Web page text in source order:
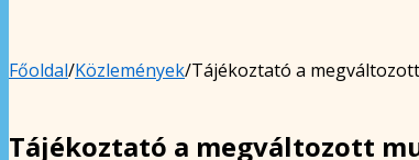
Főoldal/Közlemények/Tájékoztató a
Tájékoztató a megváltozott